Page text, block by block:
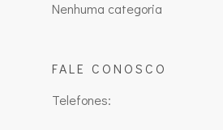
Nenhuma categoria
FALE CONOSCO
Telefones: